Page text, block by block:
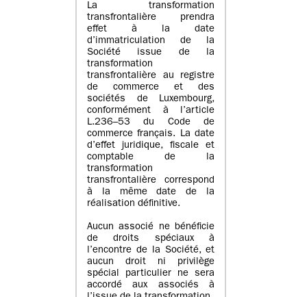
La transformation
transfrontalière prendra
effet à la date
d’immatriculation de la
Société issue de la
transformation
transfrontalière au registre
de commerce et des
sociétés de Luxembourg,
conformément à l’article
L.236–53 du Code de
commerce français. La date
d’effet juridique, fiscale et
comptable de la
transformation
transfrontalière correspond
à la même date de la
réalisation définitive.
Aucun associé ne bénéficie
de droits spéciaux à
l’encontre de la Société, et
aucun droit ni privilège
spécial particulier ne sera
accordé aux associés à